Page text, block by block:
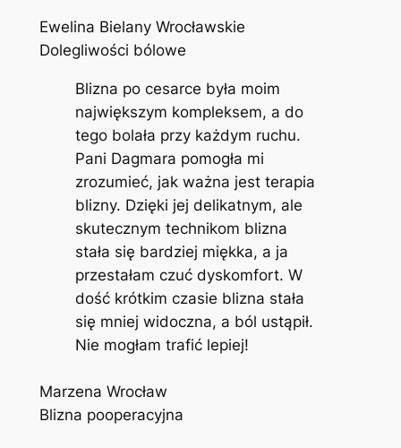
Ewelina Bielany Wrocławskie
Dolegliwości bólowe
Blizna po cesarce była moim
największym kompleksem, a do
tego bolała przy każdym ruchu.
Pani Dagmara pomogła mi
zrozumieć, jak ważna jest terapia
blizny. Dzięki jej delikatnym, ale
skutecznym technikom blizna
stała się bardziej miękka, a ja
przestałam czuć dyskomfort. W
dość krótkim czasie blizna stała
się mniej widoczna, a ból ustąpił.
Nie mogłam trafić lepiej!
Marzena Wrocław
Blizna pooperacyjna